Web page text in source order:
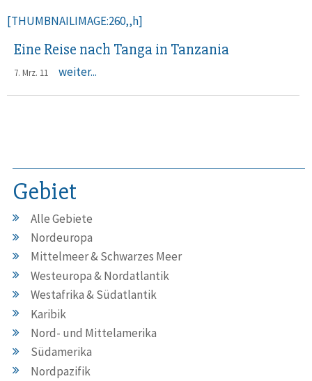
[THUMBNAILIMAGE:260,,h]
Eine Reise nach Tanga in Tanzania
7. Mrz. 11 weiter...
Gebiet
Alle Gebiete
Nordeuropa
Mittelmeer & Schwarzes Meer
Westeuropa & Nordatlantik
Westafrika & Südatlantik
Karibik
Nord- und Mittelamerika
Südamerika
Nordpazifik